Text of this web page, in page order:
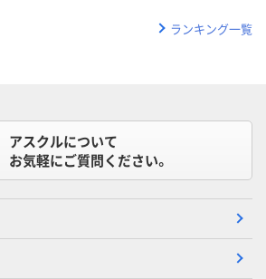
ランキング一覧
アスクルについて
お気軽にご質問ください。